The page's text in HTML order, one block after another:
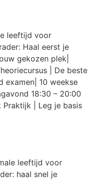
leeftijd voor
Haal eerst je
gekozen plek|
| De beste
examen| 10 weekse
18:30 – 20:00
Praktijk | Leg je basis
leeftijd voor
haal snel je